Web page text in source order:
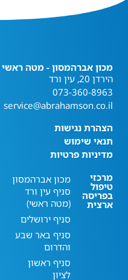
מכון אברהמסון - מטה ראשי
הירדן 20, עין ורד
073-360-8963
service@abrahamson.co.il
הצהרת נגישות
תנאי שימוש
מדיניות פרטיות
מרכזי
טיפול
בפריסה
ארצית
מכון אברהמסון
סניף עין ורד
(מטה ראשי)
סניף ירושלים
סניף באר שבע
והדרום
סניף ראשון
לציון